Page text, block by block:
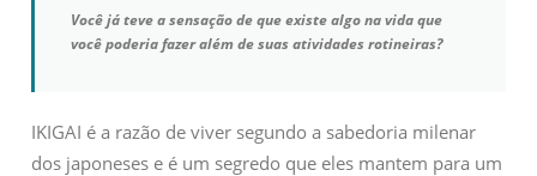
Você já teve a sensação de que existe algo na vida que
você poderia fazer além de suas atividades rotineiras?
IKIGAI é a razão de viver segundo a sabedoria milenar
dos japoneses e é um segredo que eles mantem para um